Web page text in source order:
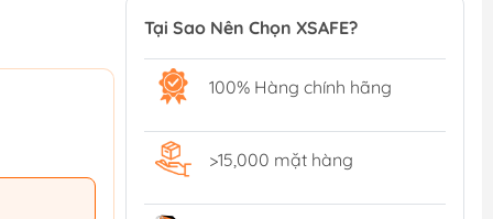
Tại Sao Nên Chọn XSAFE?
100% Hàng chính hãng
>15,000 mặt hàng